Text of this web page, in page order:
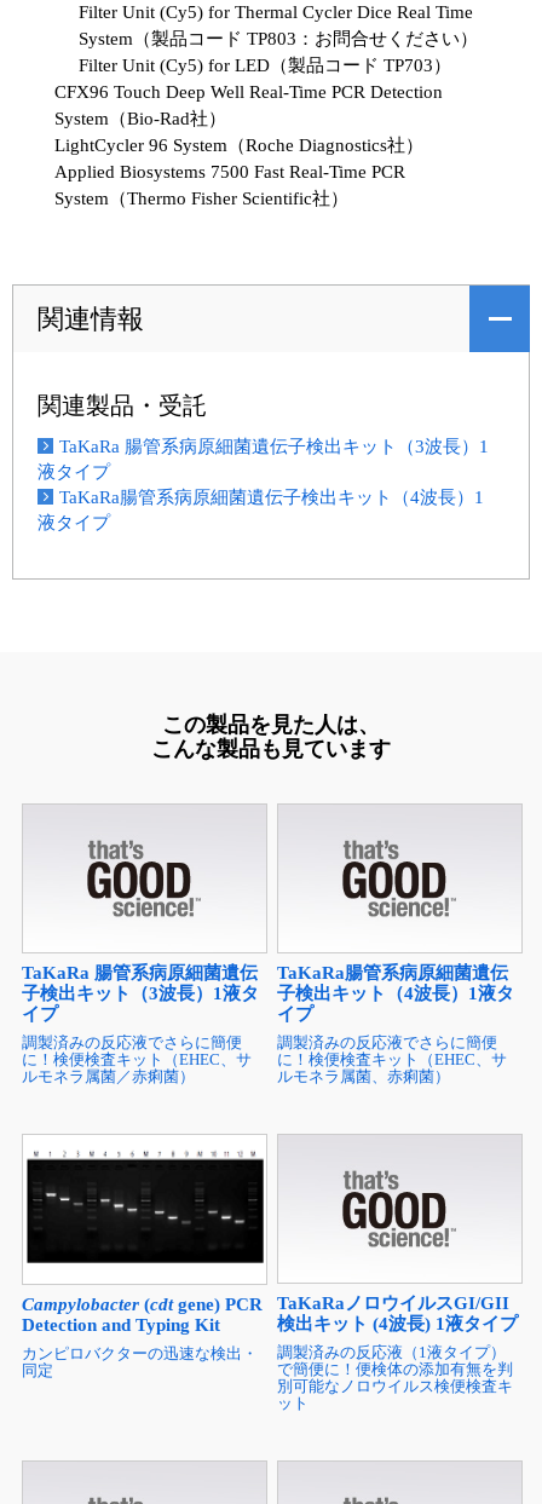
Filter Unit (Cy5) for Thermal Cycler Dice Real Time
System（製品コード TP803：お問合せください）
Filter Unit (Cy5) for LED（製品コード TP703）
CFX96 Touch Deep Well Real-Time PCR Detection
System（Bio-Rad社）
LightCycler 96 System（Roche Diagnostics社）
Applied Biosystems 7500 Fast Real-Time PCR
System（Thermo Fisher Scientific社）
関連情報
関連製品・受託
TaKaRa 腸管系病原細菌遺伝子検出キット（3波長）1
液タイプ
TaKaRa腸管系病原細菌遺伝子検出キット（4波長）1
液タイプ
この製品を見た人は、
こんな製品も見ています
TaKaRa 腸管系病原細菌遺伝
子検出キット（3波長）1液タ
イプ
調製済みの反応液でさらに簡便
に！検便検査キット（EHEC、サ
ルモネラ属菌／赤痢菌）
TaKaRa腸管系病原細菌遺伝
子検出キット（4波長）1液タ
イプ
調製済みの反応液でさらに簡便
に！検便検査キット（EHEC、サ
ルモネラ属菌、赤痢菌）
Campylobacter(cdtgene) PCR
Detection and Typing Kit
カンピロバクターの迅速な検出・
同定
TaKaRaノロウイルスGI/GII
検出キット (4波長) 1液タイプ
調製済みの反応液（1液タイプ）
で簡便に！便検体の添加有無を判
別可能なノロウイルス検便検査キ
ット